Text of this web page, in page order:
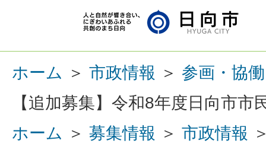
ホーム ＞ 市政情報 ＞ 参画・協
【追加募集】令和8年度日向市
ホーム
＞ 募集情報 ＞ 市政情報